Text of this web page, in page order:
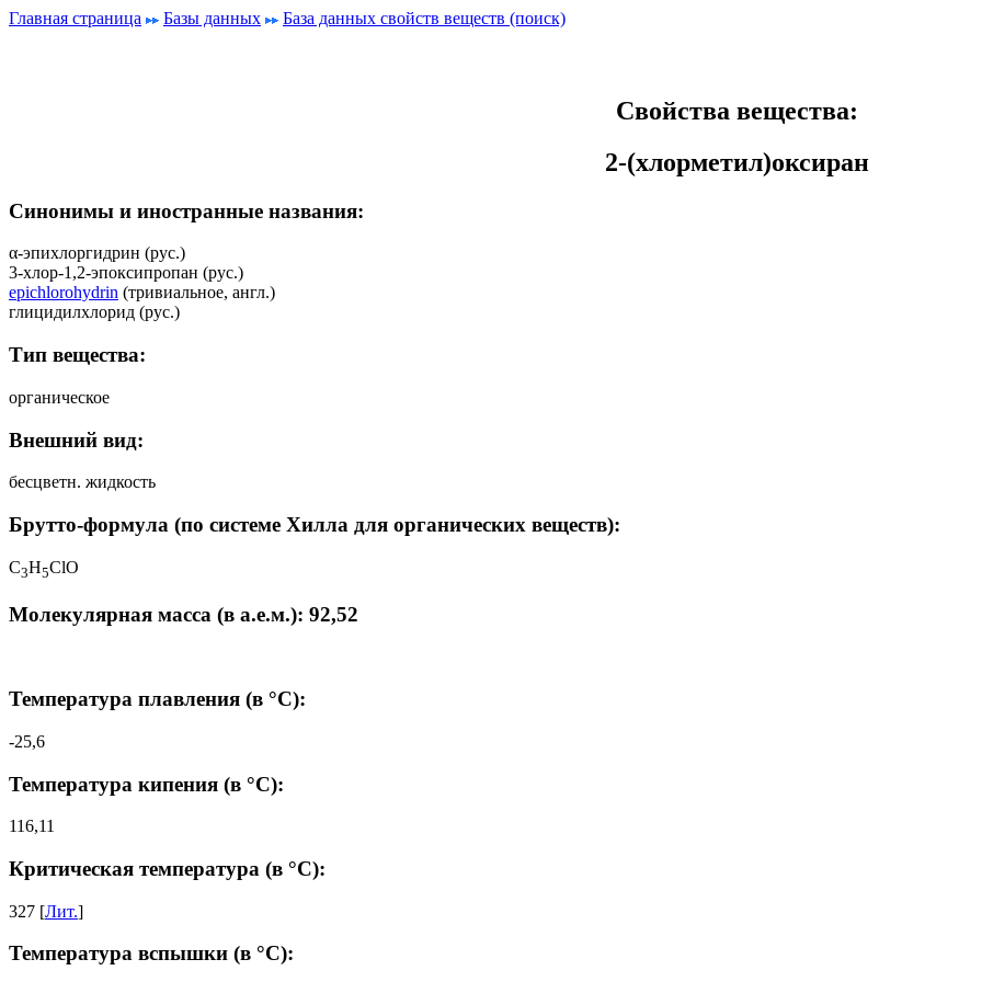
Главная страница Базы данных База данных свойств веществ (поиск)
Свойства вещества:
2-(хлорметил)оксиран
Синонимы и иностранные названия:
α-эпихлоргидрин (рус.)
3-хлор-1,2-эпоксипропан (рус.)
epichlorohydrin (тривиальное, англ.)
глицидилхлорид (рус.)
Тип вещества:
органическое
Внешний вид:
бесцветн. жидкость
Брутто-формула (по системе Хилла для органических веществ):
C3H5ClO
Молекулярная масса (в а.е.м.): 92,52
Температура плавления (в °C):
-25,6
Температура кипения (в °C):
116,11
Критическая температура (в °C):
327 [Лит.]
Температура вспышки (в °C):